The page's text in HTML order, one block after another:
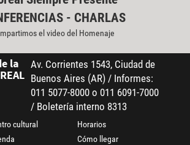
- CHARLAS
el video del Homenaje
la
Av. Corrientes 1543, Ciudad de
Buenos Aires (AR) / Informes:
011 5077-8000 o 011 6091-7000
/ Boletería interno 8313
cultural
Horarios
Cómo llegar